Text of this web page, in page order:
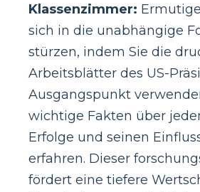
Klassenzimmer:
sich in die unabhängige
stürzen, indem Sie die
Arbeitsblätter des US-
Ausgangspunkt
wichtige Fakten über
Erfolge und seinen
erfahren. Dieser
fördert eine tiefere